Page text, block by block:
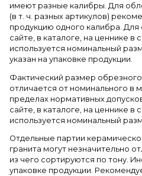
имеют разные калибры. Для
(в т. ч. разных артикулов)
продукцию одного калибра.
сайте, в каталоге, на ценнике в
используется номинальный
указан на упаковке продукции.
Фактический размер
отличается от номинального в
пределах нормативных
сайте, в каталоге, на ценнике в
используется номинальный
Отдельные партии
гранита могут незначительно
из чего сортируются по тону.
упаковке продукции.